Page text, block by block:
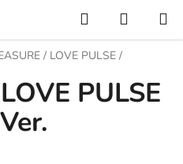
Hľadať
KOŠÍK
/ LOVE PULSE /
PULSE